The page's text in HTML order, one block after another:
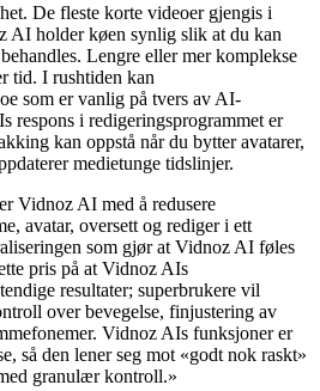
De fleste korte videoer gjengis i
AI holder køen synlig slik at du kan
Lengre eller mer komplekse
tid. I rushtiden kan
som er vanlig på tvers av AI-
respons i redigeringsprogrammet er
kan oppstå når du bytter avatarer,
medietunge tidslinjer.
Vidnoz AI med å redusere
avatar, oversett og rediger i ett
som gjør at Vidnoz AI føles
pris på at Vidnoz AIs
resultater; superbrukere vil
over bevegelse, finjustering av
Vidnoz AIs funksjoner er
så den lener seg mot «godt nok raskt»
granulær kontroll.»